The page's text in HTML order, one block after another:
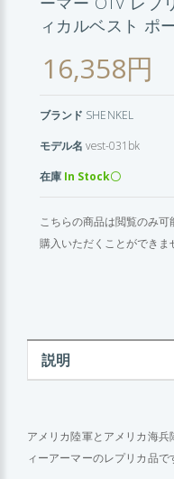
ィカルベスト ポ
16,358円
ブランド SHENKEL
モデル名 vest-031bk
在庫 In Stock〇
こちらの商品は閲覧のみ
購入いただくことができま
説明
アメリカ陸軍とアメリカ海
ィーアーマーのレプリカ品で